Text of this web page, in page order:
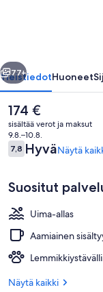
Seuraava
77+
YleistiedotHuoneet
Nykyinen
hinta
on
174 €
174 €
sisältää verot ja maksut
9.8.–10.8.
Arvostelut
7,87,8 kautta 10.
HyväNäytä
Suositut
Uima-allas
Aamiainen
Näytä kaikki